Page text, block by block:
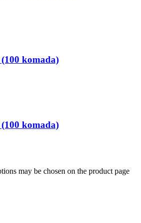
komada)
komada)
may be chosen on the product page